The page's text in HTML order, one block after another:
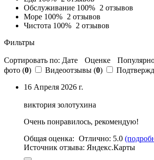
Обслуживание 100% 2 отзывов
Море 100% 2 отзывов
Чистота 100% 2 отзывов
Фильтры
Сортировать по: Дате Оценке
фото (0) Видеоотзывы (0)
16 Апреля 2026 г.
виктория золотухина
Очень понравилось, рекомендую!
Общая оценка: Отлично: 5.0
Источник отзыва: Яндекс.Карты